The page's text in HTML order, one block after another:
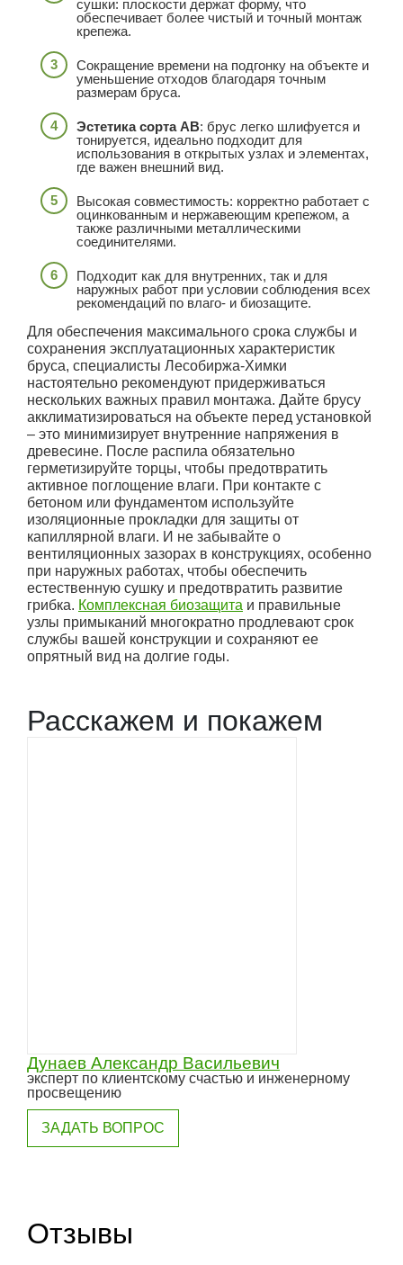
сушки: плоскости держат форму, что
обеспечивает более чистый и точный монтаж
крепежа.
Сокращение времени на подгонку на объекте и
уменьшение отходов благодаря точным
размерам бруса.
Эстетика сорта АВ: брус легко шлифуется и
тонируется, идеально подходит для
использования в открытых узлах и элементах,
где важен внешний вид.
Высокая совместимость: корректно работает с
оцинкованным и нержавеющим крепежом, а
также различными металлическими
соединителями.
Подходит как для внутренних, так и для
наружных работ при условии соблюдения всех
рекомендаций по влаго- и биозащите.
Для обеспечения максимального срока службы и
сохранения эксплуатационных характеристик
бруса, специалисты Лесобиржа-Химки
настоятельно рекомендуют придерживаться
нескольких важных правил монтажа. Дайте брусу
акклиматизироваться на объекте перед установкой
– это минимизирует внутренние напряжения в
древесине. После распила обязательно
герметизируйте торцы, чтобы предотвратить
активное поглощение влаги. При контакте с
бетоном или фундаментом используйте
изоляционные прокладки для защиты от
капиллярной влаги. И не забывайте о
вентиляционных зазорах в конструкциях, особенно
при наружных работах, чтобы обеспечить
естественную сушку и предотвратить развитие
грибка. Комплексная биозащита и правильные
узлы примыканий многократно продлевают срок
службы вашей конструкции и сохраняют ее
опрятный вид на долгие годы.
Расскажем и покажем
Дунаев Александр Васильевич
эксперт по клиентскому счастью и инженерному
просвещению
ЗАДАТЬ ВОПРОС
Отзывы